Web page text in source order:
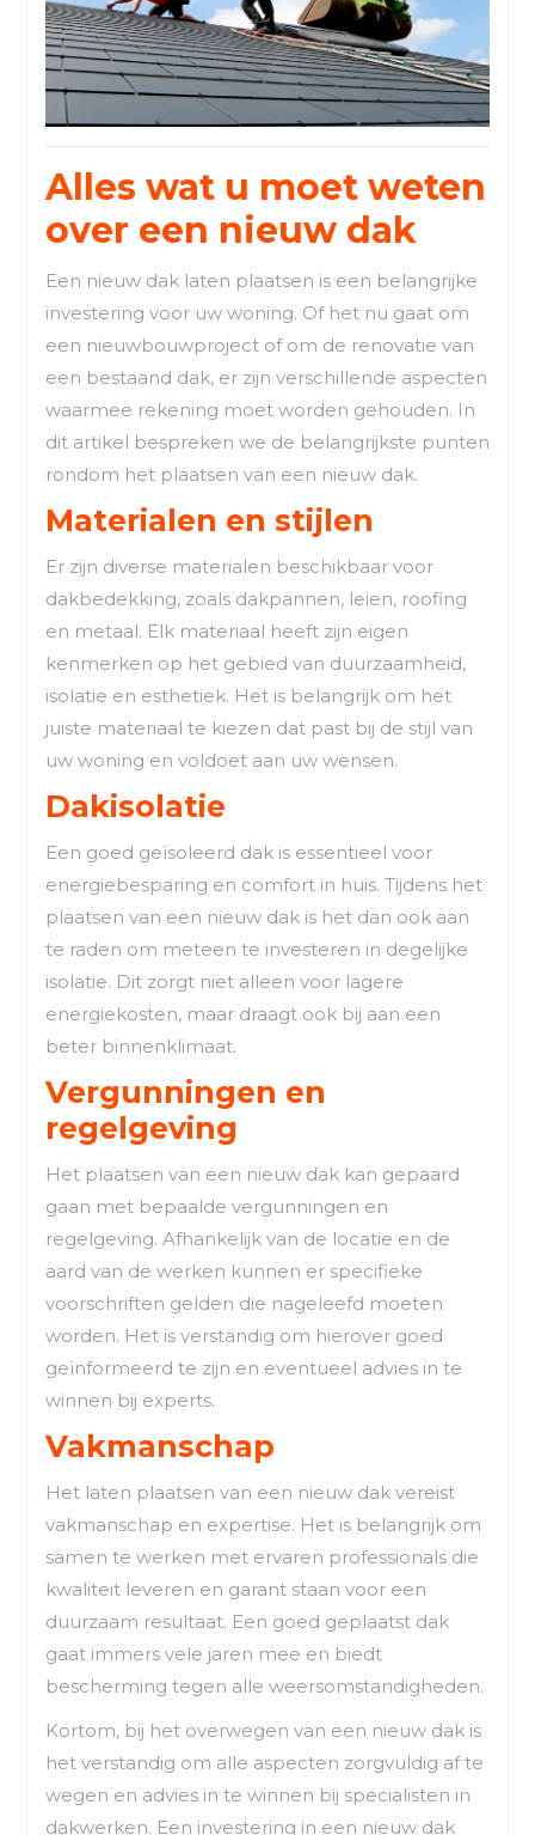
Alles wat u moet weten
over een nieuw dak
Een nieuw dak laten plaatsen is een belangrijke
investering voor uw woning. Of het nu gaat om
een nieuwbouwproject of om de renovatie van
een bestaand dak, er zijn verschillende aspecten
waarmee rekening moet worden gehouden. In
dit artikel bespreken we de belangrijkste punten
rondom het plaatsen van een nieuw dak.
Materialen en stijlen
Er zijn diverse materialen beschikbaar voor
dakbedekking, zoals dakpannen, leien, roofing
en metaal. Elk materiaal heeft zijn eigen
kenmerken op het gebied van duurzaamheid,
isolatie en esthetiek. Het is belangrijk om het
juiste materiaal te kiezen dat past bij de stijl van
uw woning en voldoet aan uw wensen.
Dakisolatie
Een goed geïsoleerd dak is essentieel voor
energiebesparing en comfort in huis. Tijdens het
plaatsen van een nieuw dak is het dan ook aan
te raden om meteen te investeren in degelijke
isolatie. Dit zorgt niet alleen voor lagere
energiekosten, maar draagt ook bij aan een
beter binnenklimaat.
Vergunningen en
regelgeving
Het plaatsen van een nieuw dak kan gepaard
gaan met bepaalde vergunningen en
regelgeving. Afhankelijk van de locatie en de
aard van de werken kunnen er specifieke
voorschriften gelden die nageleefd moeten
worden. Het is verstandig om hierover goed
geïnformeerd te zijn en eventueel advies in te
winnen bij experts.
Vakmanschap
Het laten plaatsen van een nieuw dak vereist
vakmanschap en expertise. Het is belangrijk om
samen te werken met ervaren professionals die
kwaliteit leveren en garant staan voor een
duurzaam resultaat. Een goed geplaatst dak
gaat immers vele jaren mee en biedt
bescherming tegen alle weersomstandigheden.
Kortom, bij het overwegen van een nieuw dak is
het verstandig om alle aspecten zorgvuldig af te
wegen en advies in te winnen bij specialisten in
dakwerken. Een investering in een nieuw dak